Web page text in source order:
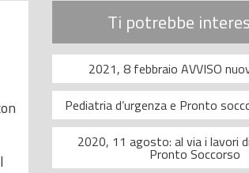
Ti potrebbe
2021, 8 febbraio AVVISO
Pediatria d’urgenza e Pronto
2020, 11 agosto: al via i lavori
Pronto Soccorso